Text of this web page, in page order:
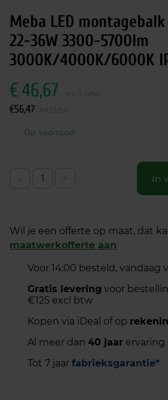
Meba LED
22-36W 3300-5700lm
3000K/4000K/6000K
€46,67
€56,47
Op voorraad
In
Wil je een offerte op maat, dat
maatwerkofferte aan
Voor 14:00 besteld, vandaag
Gratis levering voor
€125 excl btw
Kopen via iDeal of op
Al meer dan 40 jaar
Tot 7 jaar fabrieksgarantie*